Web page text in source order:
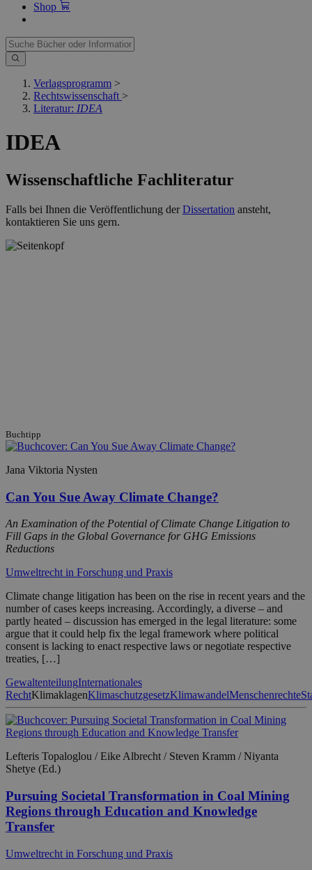
Shop
Verlagsprogramm >
Rechtswissenschaft >
Literatur: IDEA
IDEA
Wissenschaftliche Fachliteratur
Falls bei Ihnen die Veröffentlichung derDissertation ansteht,
kontaktieren Sie uns gern.
Buchtipp
Jana Viktoria Nysten
Can You Sue Away Climate Change?
An Examination of the Potential of Climate Change Litigation to
Fill Gaps in the Global Governance for GHG Emissions
Reductions
Umweltrecht in Forschung und Praxis
Climate change litigation has been on the rise in recent years and the
number of cases keeps increasing. Accordingly, a diverse – and
partly heated – discussion has emerged in the legal literature: some
argue that it could help fix the legal framework where political
consent is lacking to enact respective laws or negotiate respective
treaties, […]
GewaltenteilungInternationales
RechtKlimaklagenKlimaschutzgesetzKlimawandelMenschenrechte
Lefteris Topaloglou / Eike Albrecht / Steven Kramm / Niyanta
Shetye (Ed.)
Pursuing Societal Transformation in Coal Mining
Regions through Education and Knowledge
Transfer
Umweltrecht in Forschung und Praxis